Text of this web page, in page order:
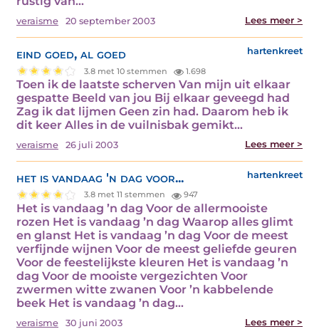
veraisme 20 september 2003 Lees meer >
eind goed, al goed hartenkreet
3.8 met 10 stemmen 1.698
Toen ik de laatste scherven Van mijn uit elkaar
gespatte Beeld van jou Bij elkaar geveegd had
Zag ik dat lijmen Geen zin had. Daarom heb ik
dit keer Alles in de vuilnisbak gemikt…
veraisme 26 juli 2003 Lees meer >
het is vandaag 'n dag voor... hartenkreet
3.8 met 11 stemmen 947
Het is vandaag ’n dag Voor de allermooiste
rozen Het is vandaag ’n dag Waarop alles glimt
en glanst Het is vandaag ’n dag Voor de meest
verfijnde wijnen Voor de meest geliefde geuren
Voor de feestelijkste kleuren Het is vandaag ’n
dag Voor de mooiste vergezichten Voor
zwermen witte zwanen Voor ’n kabbelende
beek Het is vandaag ’n dag…
veraisme 30 juni 2003 Lees meer >